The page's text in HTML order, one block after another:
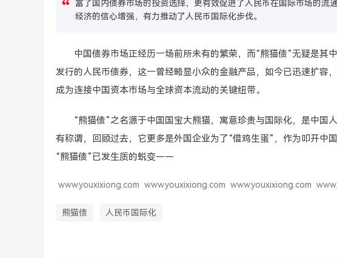
富了国内债券市场的投资选择，更有效促进了人民币在国际市场的流
经济的信心增强，有力推动了人民币国际化步伐。
中国债券市场正经历一场前所未有的繁荣，而“熊猫债”无疑是其
发行的人民币债券，这一曾经略显小众的金融产品，如今已迅速扩容
成为连接中国资本市场与全球资本流动的关键纽带。
“熊猫债”之名源于中国国宝大熊猫，寓意珍贵与国际化，是中国
有称谓，回顾过去，它更多是外国企业为了“借鸡生蛋”，作为叩开中
“熊猫债”已发生质的蜕变——
www.youxixiong.com www.youxixiong.com www.youxixiong.com
熊猫债 人民币国际化